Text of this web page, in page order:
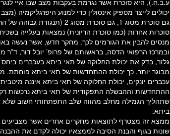
ע.ב.ח.), היא סוכרת אשר נגרמת בעקבות מצב שבו איי
יכולים לייצר מספיק אינסולין כדי למנוע היפרגליקמיה
גם סוכרת מסוג 1, גם סוכרת מסוג
סוכרות אחרות (כמו סוכרת הריונית) נמצאות בעלייה
מנסים להבין את הגורמים לכך. מחקר חדש, אשר נעשה
ובמרכז הרפואי הדסה, בראשותם של פרופ’ יובל דור, ד”ר
גלזר, בדק את יכולת החלוקה של תאי ביתא בעכברים
מבוגר יותר, כך יכולת ההתחדשות של תאי ביתא
עכברים יונקים, יכולת החלוקה של תאי ביתא איננה
ההתחדשות וההבשלה התפקודית של תאי ביתא נרכשות
שתהליך הגמילה מחלב מהווה שלב התפתחותי חשוב
ביתא.
ממצא זה מצטרף לתוצאות מחקרים אחרים אשר
שונות בגוף והבנת הסיבה לממצאיו יכולה לקדם את